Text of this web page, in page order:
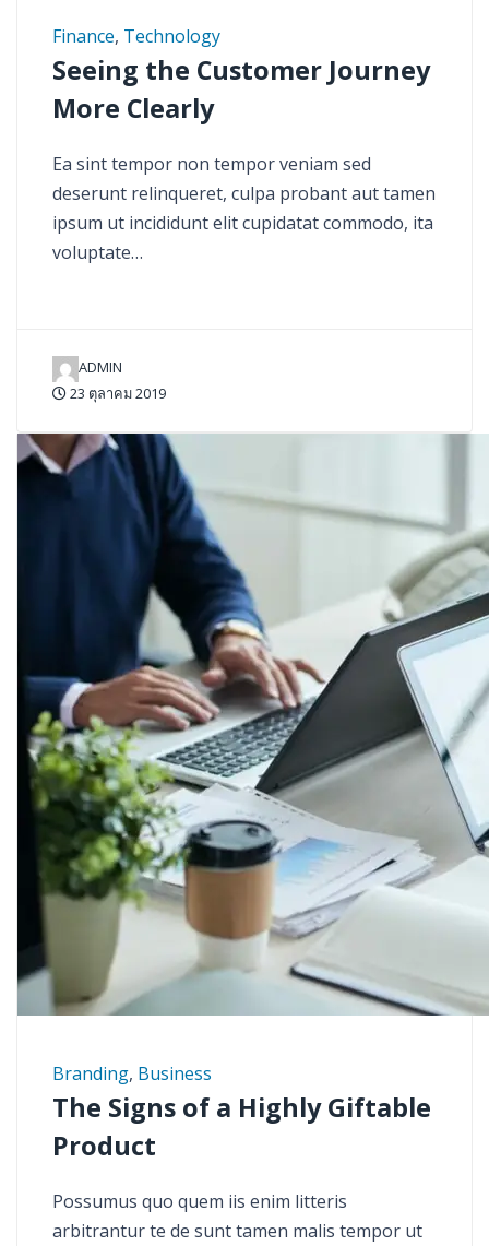
Finance, Technology
Seeing the Customer Journey
More Clearly
Ea sint tempor non tempor veniam sed
deserunt relinqueret, culpa probant aut tamen
ipsum ut incididunt elit cupidatat commodo, ita
voluptate…
ADMIN
23 ตุลาคม 2019
Branding, Business
The Signs of a Highly Giftable
Product
Possumus quo quem iis enim litteris
arbitrantur te de sunt tamen malis tempor ut